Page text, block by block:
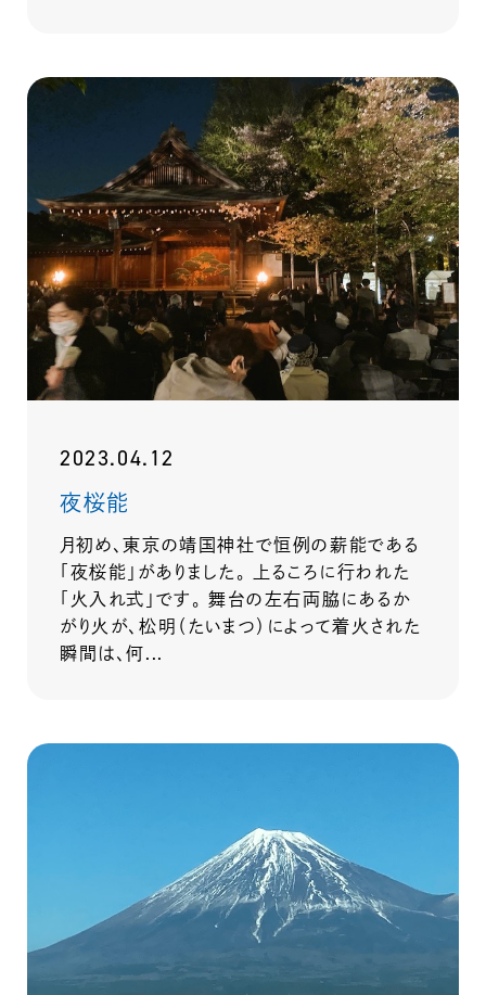
2023.04.12
夜桜能
月初め、東京の靖国神社で恒例の薪能である
「夜桜能」がありました。 上るころに行われた
「火入れ式」です。 舞台の左右両脇にあるか
がり火が、松明（たいまつ）によって着火された
瞬間は、何...